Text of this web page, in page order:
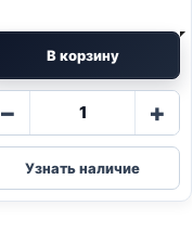
В корзину
−
Количество
Blitz
(СТЕРИЛ.,
КРОЛИК,
+
Узнать наличие